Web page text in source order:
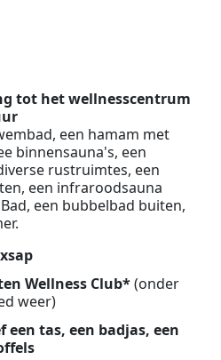
tot het wellnesscentrum
een hamam met
binnensauna's, een
rustruimtes, een
een infraroodsauna
een bubbelbad buiten,
Wellness Club*(onder
weer)
een tas, een badjas, een